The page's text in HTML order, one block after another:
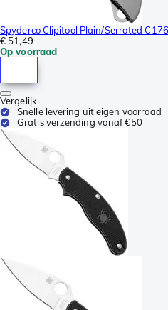
Spyderco Clipitool Plain/Serrated
€ 51,49
Op voorraad
Vergelijk
Snelle levering uit eigen voorraad
Gratis verzending vanaf €50